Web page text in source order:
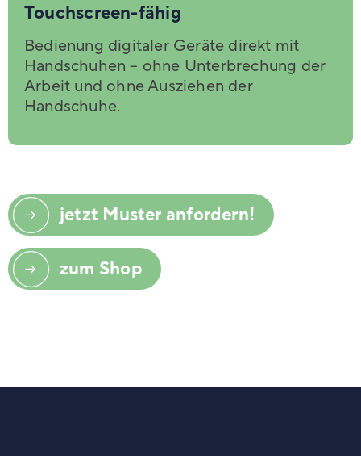
Touchscreen-fähig
Bedienung digitaler Geräte direkt mit
Handschuhen – ohne Unterbrechung der
Arbeit und ohne Ausziehen der
Handschuhe.
jetzt Muster anfordern!
zum Shop